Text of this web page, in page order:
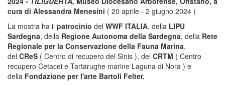
cura di Alessandra Menesini ( 20 aprile - 2 giugno 2024 )
La mostra ha il patrocinio del WWF ITALIA, della LIPU
Sardegna, della Regione Autonoma della Sardegna, della Rete
Regionale per la Conservazione della Fauna Marina,
del CReS ( Centro di recupero del Sinis ), del CRTM ( Centro
recupero Cetacei e Tartarughe marine Laguna di Nora ) e
della Fondazione per l'arte Bartoli Felter.